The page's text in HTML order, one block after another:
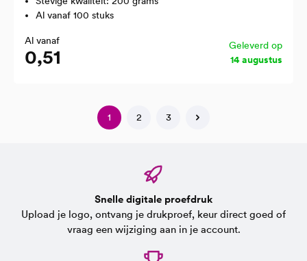
Al vanaf 100 stuks
Al vanaf
0,51
Geleverd op
14 augustus
1 2 3
Snelle digitale proefdruk
Upload je logo, ontvang je drukproef, keur direct goed of
vraag een wijziging aan in je account.